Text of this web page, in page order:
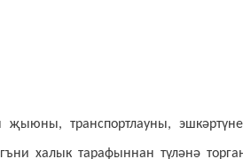
җыюны, транспортлауны,
халык тарафыннан түләнә